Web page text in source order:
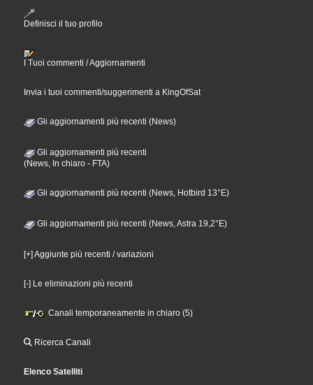
Definisci il tuo profilo
I Tuoi commenti / Aggiornamenti
Invia i tuoi commenti/suggerimenti a KingOfSat
Gli aggiornamenti più recenti (News)
Gli aggiornamenti più recenti
(News, In chiaro - FTA)
Gli aggiornamenti più recenti (News, Hotbird 13°E)
Gli aggiornamenti più recenti (News, Astra 19,2°E)
[+] Aggiunte più recenti / variazioni
[-] Le eliminazioni più recenti
Canali temporaneamente in chiaro (5)
Ricerca Canali
Elenco Satelliti